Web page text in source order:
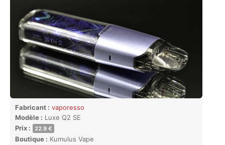
Fabricant : vaporesso
Modèle : Luxe Q2 SE
Prix :
22.9 €
Boutique : Kumulus Vape